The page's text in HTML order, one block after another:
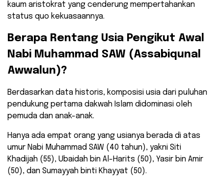
kaum aristokrat yang cenderung mempertahankan
status quo kekuasaannya.
​Berapa Rentang Usia Pengikut Awal
Nabi Muhammad SAW (Assabiqunal
Awwalun)?
​Berdasarkan data historis, komposisi usia dari puluhan
pendukung pertama dakwah Islam didominasi oleh
pemuda dan anak-anak.
Hanya ada empat orang yang usianya berada di atas
umur Nabi Muhammad SAW (40 tahun), yakni Siti
Khadijah (55), Ubaidah bin Al-Harits (50), Yasir bin Amir
(50), dan Sumayyah binti Khayyat (50).